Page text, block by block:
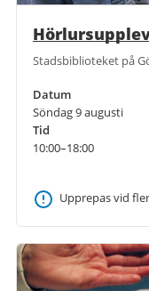
Stadsbiblioteket på
Datum
Söndag 9 augusti
Tid
10:00–18:00
Upprepas vid